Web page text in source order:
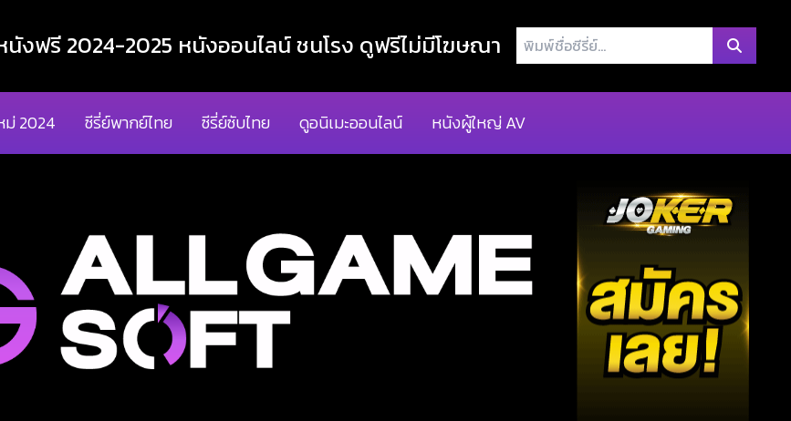
นังฟรี 2024-2025 หนังออนไลน์ ชนโรง ดูฟรีไม่มีโฆษณา
พิมพ์
ชื่อ
ย์...
ม่ 2024 ซีรี่ย์พากย์ไทย ซีรี่ย์ซับไทย ดูอนิเมะออนไลน์ หนังผู้ใหญ่ AV